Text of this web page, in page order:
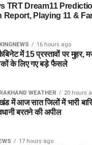
TRT Dream11
Report, Playing 11 &
16 hours ago
में 15 प्रस्तावों पर मुहर,
के लिए गए बड़े फैसले
WEATHER 20 hours
में आज सात जिलों में भारी
बरतने की अपील
17 hours ago